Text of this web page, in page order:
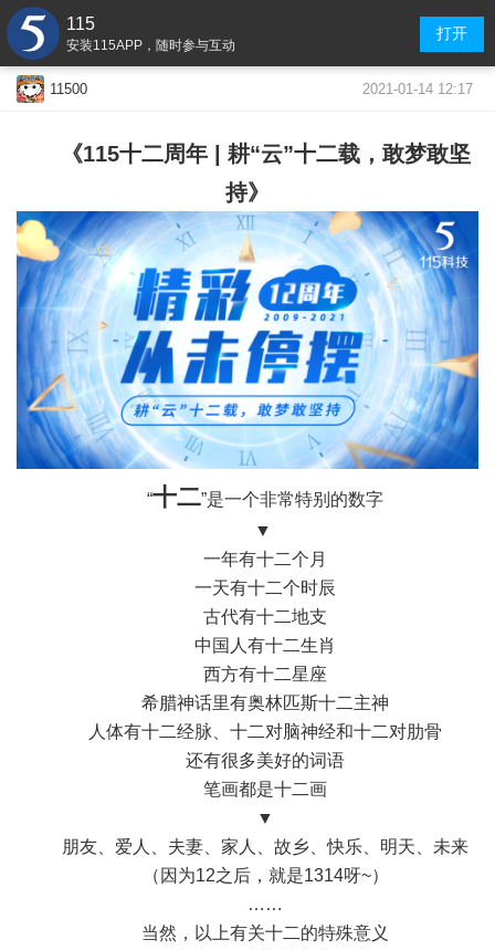
115
安装115APP，随时参与互动
打开
11500 2021-01-14 12:17
《115十二周年 | 耕“云”十二载，敢梦敢坚
持》
“十二”是一个非常特别的数字
▼
一年有十二个月
一天有十二个时辰
古代有十二地支
中国人有十二生肖
西方有十二星座
希腊神话里有奥林匹斯十二主神
人体有十二经脉、十二对脑神经和十二对肋骨
还有很多美好的词语
笔画都是十二画
▼
朋友、爱人、夫妻、家人、故乡、快乐、明天、未来
（因为12之后，就是1314呀~）
……
当然，以上有关十二的特殊意义